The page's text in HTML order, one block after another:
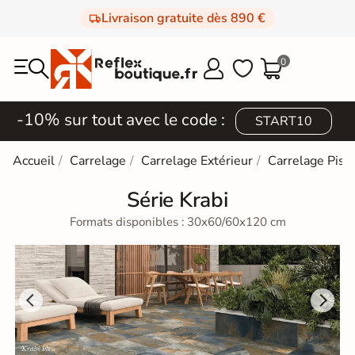
Livraison gratuite dès 890 €
  0
-10% sur tout avec le code : START10
Accueil Carrelage Carrelage Extérieur Carrelage
Série Krabi
Formats disponibles : 30x60/60x120 cm